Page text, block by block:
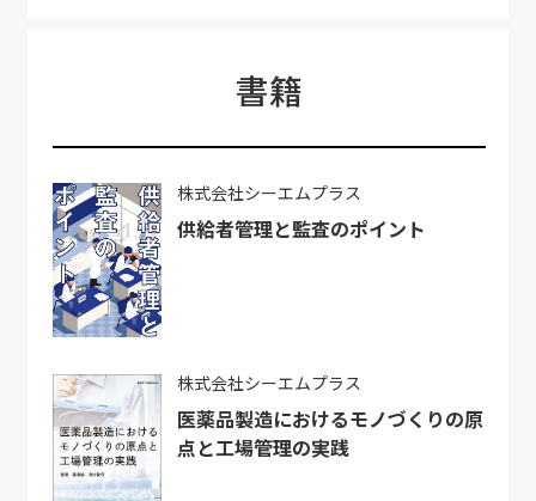
書籍
株式会社シーエムプラス
供給者管理と監査のポイント
株式会社シーエムプラス
医薬品製造におけるモノづくりの原
点と工場管理の実践